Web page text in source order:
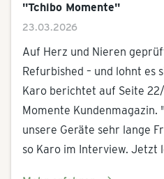
"Tchibo Momente"
23.03.2026
Auf Herz und Nieren
Refurbished – und lohnt es
Karo berichtet auf Seite
Momente Kundenmagazin.
unsere Geräte sehr lange
so Karo im Interview. Jetzt